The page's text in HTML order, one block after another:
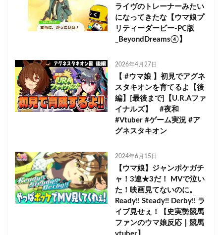
ライヴのトレーナーみたい
になってきたな【ウマ娘プ
リティーダービー-PC版
_BeyondDreams④】
2026年4月27日
【 #ウマ娘 】初見でアグネ
スタキオンを育てるよ【後
編】[最後まで]【U.R.Aファ
イナルズ】 #夜和
#Vtuber #ゲーム実況 #ア
グネスタキオン
2024年6月15日
【ウマ娘】ジャンポケガチ
ャ！3連★3だ！ MVで泣い
た！映画見てないのに。
Ready!! Steady!! Derby!! ラ
イブ見せぇ！【史実勢競馬
ファンのウマ娘反応｜競馬